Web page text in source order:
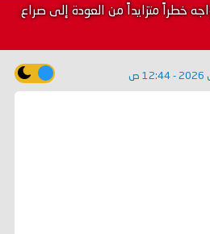
خطراً متزايداً من العودة إلى صراع